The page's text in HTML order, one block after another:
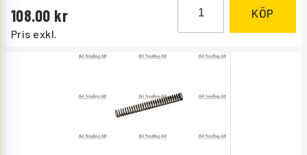
Pris exkl.
108.00 KÖP